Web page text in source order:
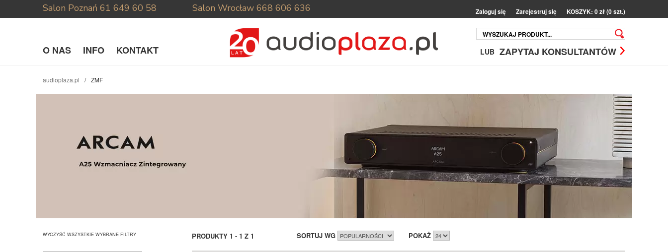
Salon Poznań 61 649 60 58 Salon Wrocław 668 606 636 Zaloguj się Zarejestruj się KOSZYK: 0 zł (0 szt.)
O NAS INFO KONTAKT LUB ZAPYTAJ KONSULTANTÓW
audioplaza.pl ZMF
WYCZYŚĆ WSZYSTKIE WYBRANE FILTRY PRODUKTY 1 - 1 Z 1 SORTUJ WG POKAŻ